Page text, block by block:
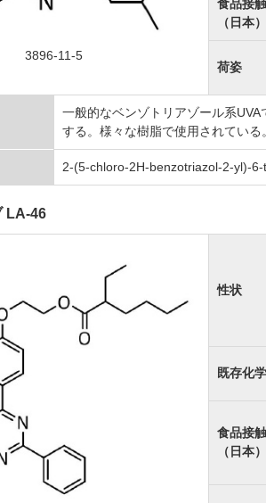
3896-11-5
食品接
（日本）
荷姿
一般的なベンゾトリアゾール系
する。様々な樹脂で使用されている。
2-(5-chloro-2H-benzotriazol-2-yl)-
LA-46
性状
既存化
食品接
（日本）